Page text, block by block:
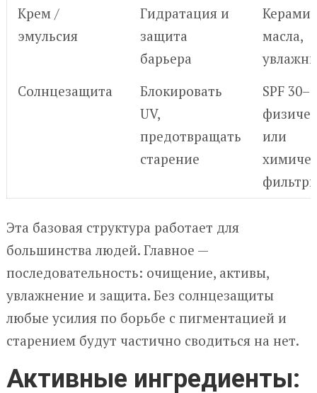
Крем /
эмульсия
Гидратация и
защита
барьера
масла,
Солнцезащита
Блокировать
UV,
предотвращать
старение
SPF
или
Эта базовая структура работает для
большинства людей. Главное —
последовательность: очищение, активы,
увлажнение и защита. Без солнцезащиты
любые усилия по борьбе с пигментацией и
старением будут частично сводиться на нет.
Активные ингредиенты: